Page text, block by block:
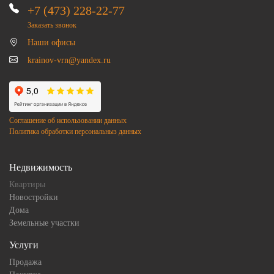
+7 (473) 228-22-77
Заказать звонок
Наши офисы
krainov-vrn@yandex.ru
Соглашение об использовании данных
Политика обработки персональныз данных
Недвижимость
Квартиры
Новостройки
Дома
Земельные участки
Услуги
Продажа